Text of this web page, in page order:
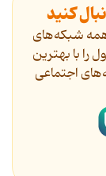
کنید
همه شبکه‌های
را با بهترین
اجتماعی